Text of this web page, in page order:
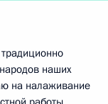
наших
на налаживание